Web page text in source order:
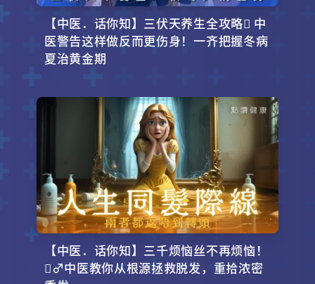
【中医．话你知】三伏天养生全攻略 中
医警告这样做反而更伤身！一齐把握冬病
夏治黄金期
【中医．话你知】三千烦恼丝不再烦恼！
‍♂️中医教你从根源拯救脱发，重拾浓密